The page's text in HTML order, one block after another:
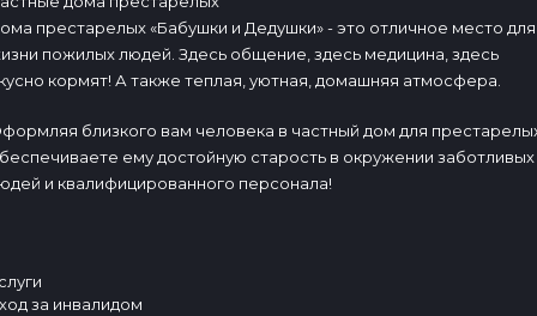
престарелых «Бабушки и Дедушки» - это отличное место для
пожилых людей. Здесь общение, здесь медицина, здесь
кормят! А также теплая, уютная, домашняя атмосфера.
близкого вам человека в частный дом для
ему достойную старость в окружении заботливых
и квалифицированного персонала!
за инвалидом